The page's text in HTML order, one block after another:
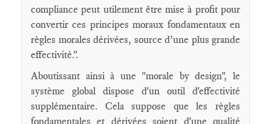
compliance peut utilement être mise à profit pour
convertir ces principes moraux fondamentaux en
règles morales dérivées, source d’une plus grande
effectivité.".
Aboutissant ainsi à une "morale by design", le
système global dispose d'un outil d'effectivité
supplémentaire. Cela suppose que les règles
fondamentales et dérivées soient d'une qualité